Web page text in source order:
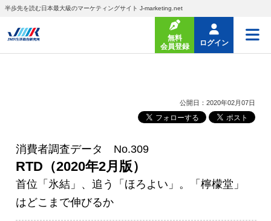
半歩先を読む日本最大級のマーケティングサイト J-marketing.net
無料
会員登録
ログイン
公開日：2020年02月07日
消費者調査データ No.309
RTD（2020年2月版）
首位「氷結」、追う「ほろよい」。「檸檬堂」
はどこまで伸びるか